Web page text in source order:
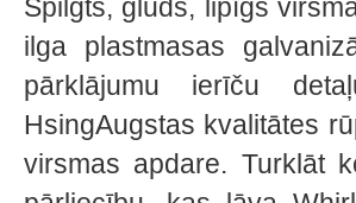
Spilgts, gluds, lipīgs
ilga plastmasas
pārklājumu ierīču
HsingAugstas kvalitātes
virsmas apdare. Turklāt